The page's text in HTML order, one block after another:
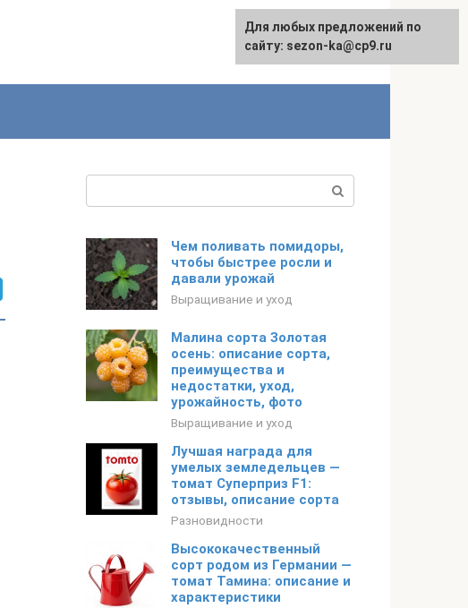
Чем поливать помидоры,
чтобы быстрее росли и
давали урожай
Выращивание и уход
Малина сорта Золотая
осень: описание сорта,
преимущества и
недостатки, уход,
урожайность, фото
Выращивание и уход
Лучшая награда для
умелых земледельцев —
томат Суперприз F1:
отзывы, описание сорта
Разновидности
Высококачественный
сорт родом из Германии —
томат Тамина: описание и
характеристики
Для любых предложений по
сайту: sezon-ka@cp9.ru